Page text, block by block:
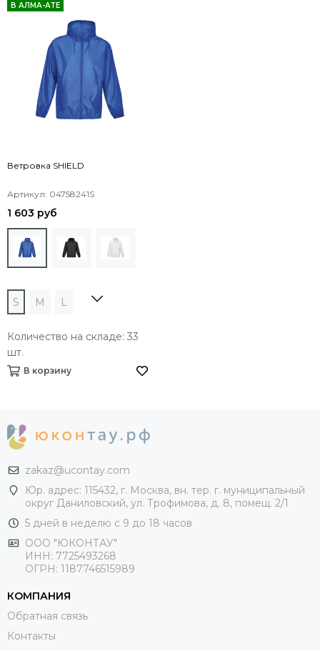
В АЛМА-АТЕ
Ветровка SHIELD
Артикул: 04758241S
1 603 руб
S M L
Количество на складе: 33
шт.
В корзину
zakaz@ucontay.com
Юр. адрес: 115432, г. Москва, вн. тер. г. муниципальный
округ Даниловский, ул. Трофимова, д. 8, помещ. 2/1
5 дней в неделю с 9 до 18 часов
ООО "ЮКОНТАУ"
ИНН: 7725493268
ОГРН: 1187746515989
КОМПАНИЯ
Обратная связь
Контакты